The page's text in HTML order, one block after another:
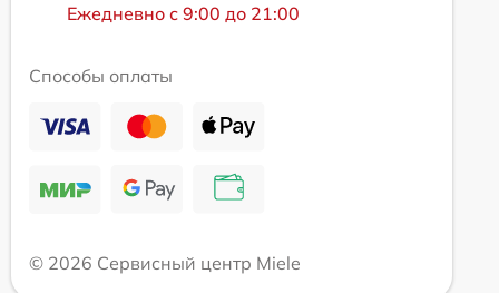
Ежедневно с 9:00 до 21:00
Способы оплаты
© 2026 Сервисный центр Miele